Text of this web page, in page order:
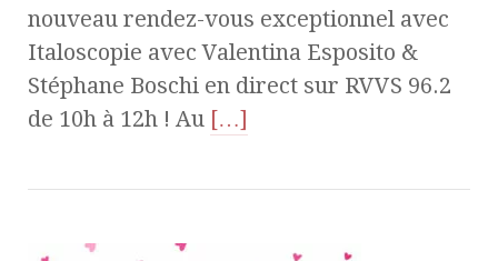
nouveau rendez-vous exceptionnel avec
Italoscopie avec Valentina Esposito &
Stéphane Boschi en direct sur RVVS 96.2
de 10h à 12h ! Au […]